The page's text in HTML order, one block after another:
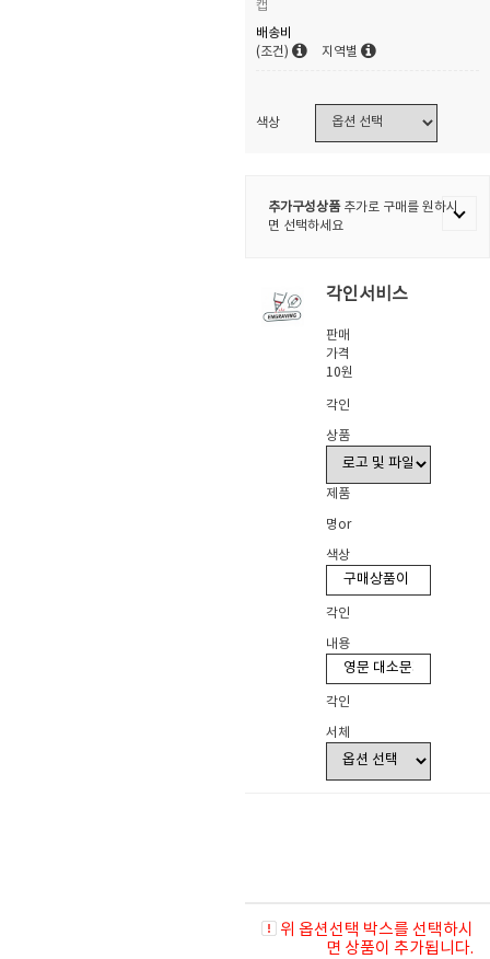
캡
배송비
(조건)
지역별
색상
추가구성상품추가로 구매를 원하시
면 선택하세요
각인서비스
판매
가격
10원
각인
상품
제품
명or
색상
각인
내용
각인
서체
위 옵션선택 박스를 선택하시
면 상품이 추가됩니다.